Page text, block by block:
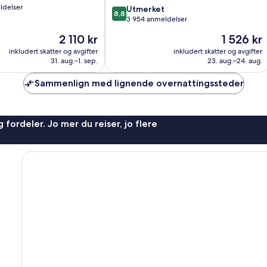
Prisen
er
2 110 kr
2 110 kr
inkludert skatter og avgifter
31. aug.–1. sep.
8.8
av
8,8 Utmerket
3 954 anmeldelser
Prisen
er
1 526 kr
1 526 kr
inkludert skatter og avgifter
23. aug.–24. aug.
Sammenlign med lignende overnattingssteder
fordeler. Jo mer du reiser, jo flere